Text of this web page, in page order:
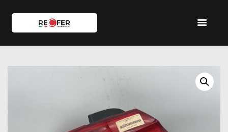
HOME